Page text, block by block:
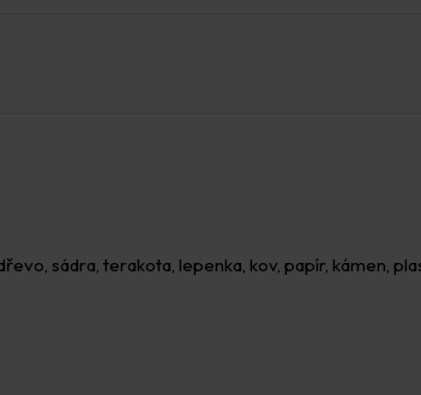
sádra, terakota, lepenka, kov, papír, kámen,